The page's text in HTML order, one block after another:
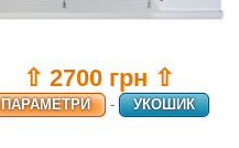
⇧ 2700 грн ⇧
ПАРАМЕТРИ - УКОШИК